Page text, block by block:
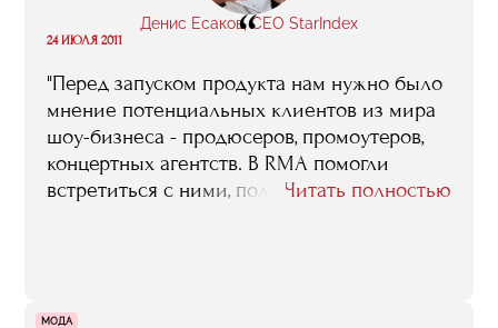
Денис Есаков, CEO StarIndex
“
24 ИЮЛЯ 2011
"Перед запуском продукта нам нужно было
мнение потенциальных клиентов из мира
шоу-бизнеса - продюсеров, промоутеров,
концертных агентств. В RMA помогли
встретиться с ними, получить фидбек. А
Читать полностью
МОДА